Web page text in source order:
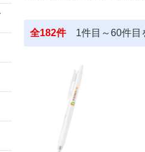
全182件1件目～60件目